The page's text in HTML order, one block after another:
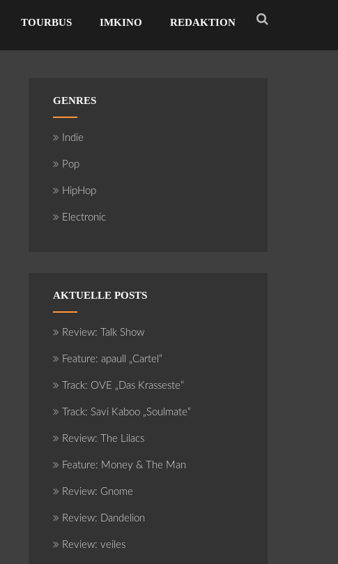
TOURBUS IMKINO REDAKTION
GENRES
Indie
Pop
HipHop
Electronic
AKTUELLE POSTS
Review: Talk Show
Feature: apaull „Cartel“
Track: OVE „Das Krasseste“
Track: Savi Kaboo „Soulmate“
Review: The Lilacs
Feature: Money & The Man
Review: Gnome
Review: Dandelion
Review: veiles